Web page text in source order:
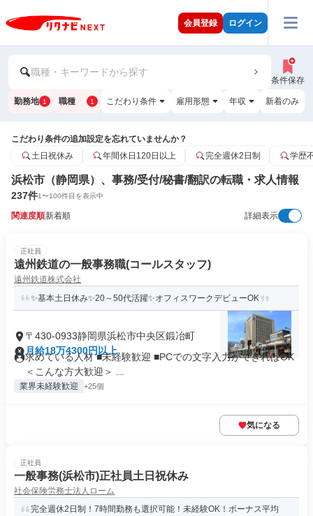
会員登録 ログイン
職種・キーワードから探す
条件保存
勤務地 1 職種 1 こだわり条件 雇用形態 年収 新着のみ
こだわり条件の追加設定を忘れていませんか？
土日祝休み
年間休日120日以上 完全週休2日制 学歴
浜松市（静岡県）、事務/受付/秘書/翻訳の転職・求人情報
237件1〜100件目を表示中
関連度順新着順 詳細表示
正社員
遠州鉄道の一般事務職(コールスタッフ)
遠州鉄道株式会社
✨基本土日休み✨20～50代活躍✨オフィスワークデビューOK
〒430-0933静岡県浜松市中央区鍛冶町
月給18万4300円以上
求めている人材 ■未経験歓迎 ■PCでの文字入力ができればOK
＜こんな方大歓迎＞ ...
業界未経験歓迎 +25個
気になる
正社員
一般事務(浜松市)正社員土日祝休み
社会保険労務士法人ローム
完全週休2日制！7時間勤務も選択可能！未経験OK！ボーナス平均